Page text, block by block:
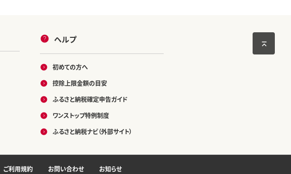
ヘルプ
初めての方へ
控除上限金額の目安
ふるさと納税確定申告ガイド
ワンストップ特例制度
ふるさと納税ナビ（外部サイト）
ご利用規約 お問い合わせ お知らせ